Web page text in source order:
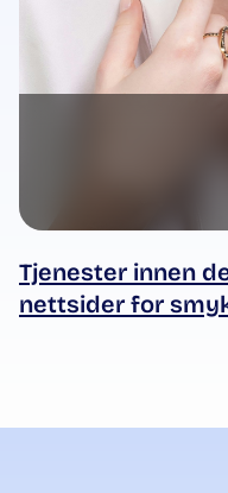
Tjenester innen
nettsider for